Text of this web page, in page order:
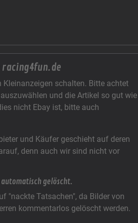
Kleinanzeigen schalten. Bitte achtet
und die Artikel so gut wie
nicht Ebay ist, bitte auch
und Käufer geschieht auf deren
denn auch wir sind nicht vor
automatisch gelöscht.
"nackte Tatsachen", da Bilder von
kommentarlos gelöscht werden.